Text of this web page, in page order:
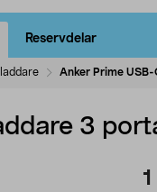
Reservdelar
Anker Prime
3